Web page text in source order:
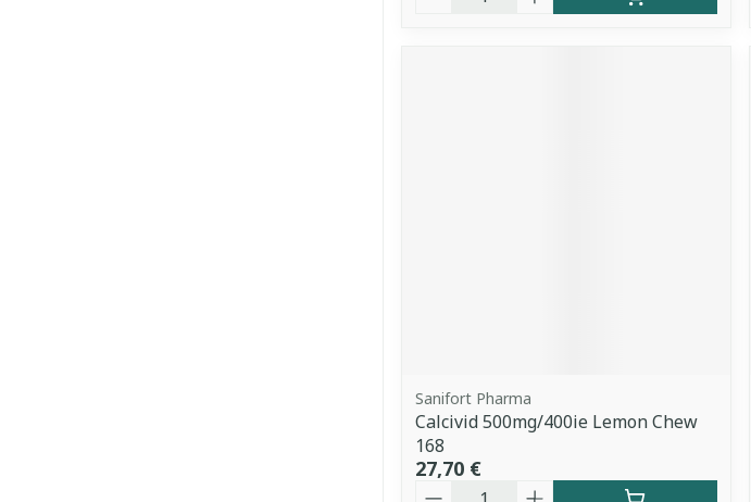
Sanifort Pharma
Calcivid 500mg/400ie Lemon Chew
168
27,70 €
Quantité